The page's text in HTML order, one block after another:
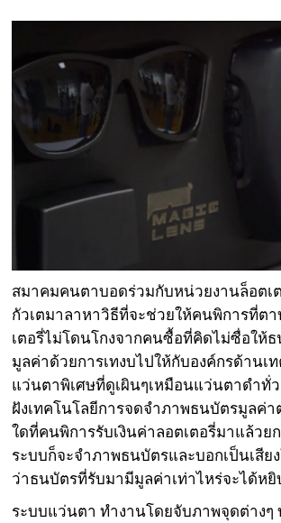
สมาคมคนตาบอดร่วมกับหน่วยงานล็อตเ
กัวเตมาลาหาวิธีที่จะช่วยให้คนพิการที่ต
เตอรี่ไม่โดนโกงจากคนซื้อที่คิดไม่ซื่อให้
มูลค่าด้วยการเทงบไปให้กับองค์กรด้านเ
แว่นตาพิเศษที่ดูเผินๆเหมือนแว่นตาดำทั่
ฝังเทคโนโลยีการจดจำภาพธนบัตรมูลค่า
ใดที่คนพิการรับเงินค่าลอตเตอรี่มาแล้ว
ระบบก็จะจำภาพธนบัตรและบอกเป็นเสีย
ว่าธนบัตรที่รับมามีมูลค่าเท่าไหร่จะได้ห
ระบบแว่นตา ทำงานโดยจับภาพจุดต่างๆ